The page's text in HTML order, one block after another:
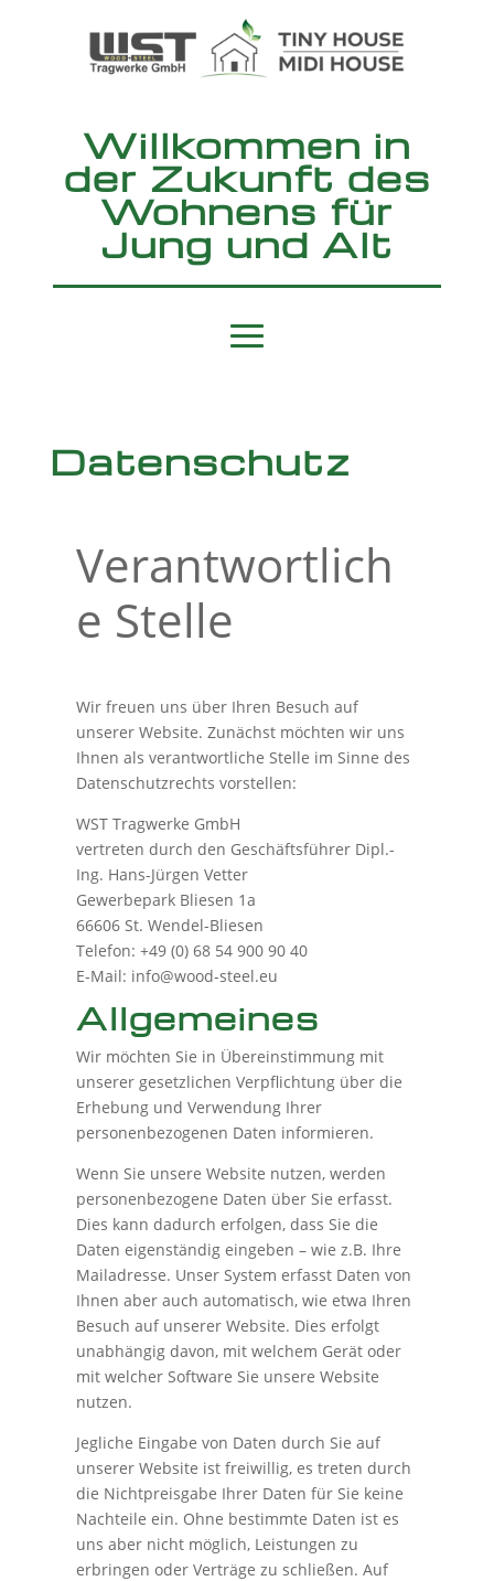
Willkommen in
der Zukunft des
Wohnens für
Jung und Alt
Datenschutz
Verantwortlich
e Stelle
Wir freuen uns über Ihren Besuch auf
unserer Website. Zunächst möchten wir uns
Ihnen als verantwortliche Stelle im Sinne des
Datenschutzrechts vorstellen:
WST Tragwerke GmbH
vertreten durch den Geschäftsführer Dipl.-
Ing. Hans-Jürgen Vetter
Gewerbepark Bliesen 1a
66606 St. Wendel-Bliesen
Telefon: +49 (0) 68 54 900 90 40
E-Mail: info@wood-steel.eu
Allgemeines
Wir möchten Sie in Übereinstimmung mit
unserer gesetzlichen Verpflichtung über die
Erhebung und Verwendung Ihrer
personenbezogenen Daten informieren.
Wenn Sie unsere Website nutzen, werden
personenbezogene Daten über Sie erfasst.
Dies kann dadurch erfolgen, dass Sie die
Daten eigenständig eingeben – wie z.B. Ihre
Mailadresse. Unser System erfasst Daten von
Ihnen aber auch automatisch, wie etwa Ihren
Besuch auf unserer Website. Dies erfolgt
unabhängig davon, mit welchem Gerät oder
mit welcher Software Sie unsere Website
nutzen.
Jegliche Eingabe von Daten durch Sie auf
unserer Website ist freiwillig, es treten durch
die Nichtpreisgabe Ihrer Daten für Sie keine
Nachteile ein. Ohne bestimmte Daten ist es
uns aber nicht möglich, Leistungen zu
erbringen oder Verträge zu schließen. Auf